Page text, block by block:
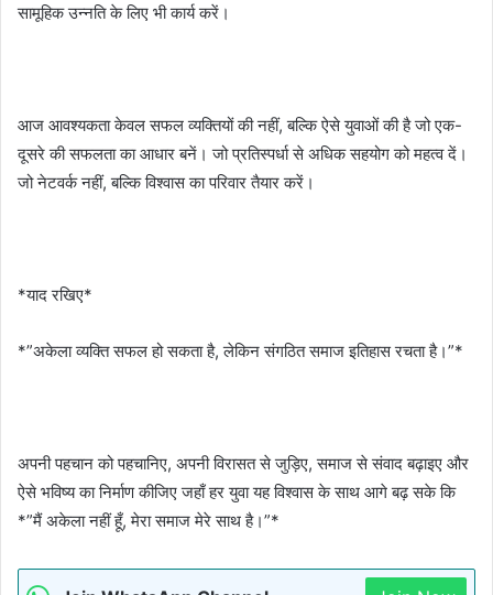
सामूहिक उन्नति के लिए भी कार्य करें।
आज आवश्यकता केवल सफल व्यक्तियों की नहीं, बल्कि ऐसे युवाओं की है जो एक-
दूसरे की सफलता का आधार बनें। जो प्रतिस्पर्धा से अधिक सहयोग को महत्व दें।
जो नेटवर्क नहीं, बल्कि विश्वास का परिवार तैयार करें।
*याद रखिए*
*”अकेला व्यक्ति सफल हो सकता है, लेकिन संगठित समाज इतिहास रचता है।”*
अपनी पहचान को पहचानिए, अपनी विरासत से जुड़िए, समाज से संवाद बढ़ाइए और
ऐसे भविष्य का निर्माण कीजिए जहाँ हर युवा यह विश्वास के साथ आगे बढ़ सके कि
*”मैं अकेला नहीं हूँ, मेरा समाज मेरे साथ है।”*